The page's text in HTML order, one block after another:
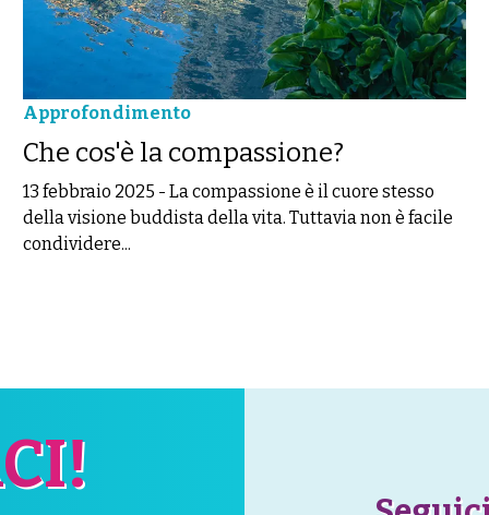
Approfondimento
Che cos'è la compassione?
13 febbraio 2025 -La compassione è il cuore stesso
della visione buddista della vita. Tuttavia non è facile
condividere...